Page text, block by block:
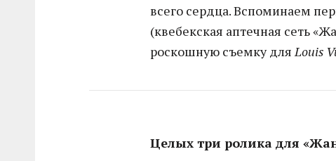
всего сердца. Вспоминаем
(квебекская аптечная сеть
роскошную съемку дляLouis
Целых три ролика для